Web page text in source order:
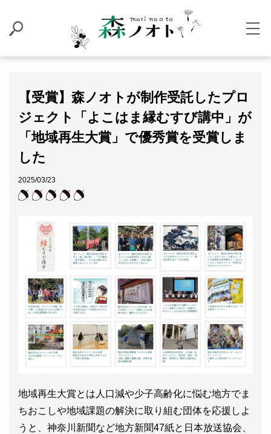
【受賞】森ノオトが制作受託したプロ
ジェクト「よこはま縁むすび講中」が
「地域再生大賞」で優秀賞を受賞しま
した
2025/03/23
地域再生大賞とは人口減や少子高齢化に悩む地方でま
ちおこしや地域課題の解決に取り組む団体を応援しよ
うと、神奈川新聞など地方新聞47紙と日本放送協会、